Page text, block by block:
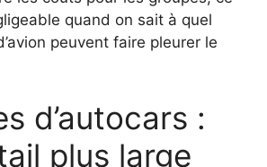
quand on sait à quel
peuvent faire pleurer le
d’autocars :
plus large